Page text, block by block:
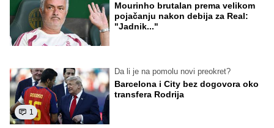
Mourinho brutalan prema velikom
pojačanju nakon debija za Real:
"Jadnik..."
1
Da li je na pomolu novi preokret?
Barcelona i City bez dogovora oko
transfera Rodrija